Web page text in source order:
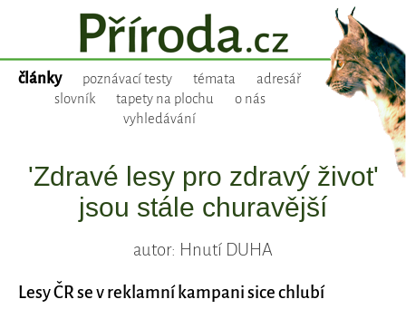
články poznávací testy témata
adresář
slovník
tapety na plochu
o nás
vyhledávání
'Zdravé lesy pro zdravý život'
jsou stále churavější
autor: Hnutí DUHA
Lesy ČR se v reklamní kampani sice chlubí